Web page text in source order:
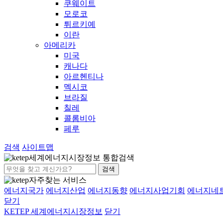
쿠웨이트
모로코
튀르키예
이란
아메리카
미국
캐나다
아르헨티나
멕시코
브라질
칠레
콜롬비아
페루
검색 사이트맵
세계에너지시장정보 통합검색
검색
자주찾는 서비스
에너지국가 에너지산업 에너지동향 에너지사업기회 에너지네
닫기
KETEP 세계에너지시장정보 닫기